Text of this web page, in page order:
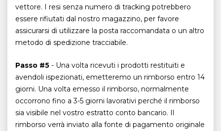
vettore. I resi senza numero di tracking potrebbero
essere rifiutati dal nostro magazzino, per favore
assicurarsi di utilizzare la posta raccomandata o un altro
metodo di spedizione tracciabile.
Passo #5 - Una volta ricevuti i prodotti restituiti e
avendoli ispezionati, emetteremo un rimborso entro 14
giorni. Una volta emesso il rimborso, normalmente
occorrono fino a 3-5 giorni lavorativi perché il rimborso
sia visibile nel vostro estratto conto bancario. Il
rimborso verrà inviato alla fonte di pagamento originale